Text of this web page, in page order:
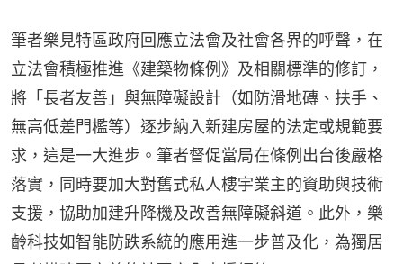
筆者樂見特區政府回應立法會及社會各界的呼聲，在
立法會積極推進《建築物條例》及相關標準的修訂，
將「長者友善」與無障礙設計（如防滑地磚、扶手、
無高低差門檻等）逐步納入新建房屋的法定或規範要
求，這是一大進步。筆者督促當局在條例出台後嚴格
落實，同時要加大對舊式私人樓宇業主的資助與技術
支援，協助加建升降機及改善無障礙斜道。此外，樂
齡科技如智能防跌系統的應用進一步普及化，為獨居